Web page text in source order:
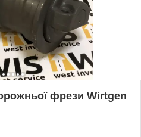
фрези Wirtgen